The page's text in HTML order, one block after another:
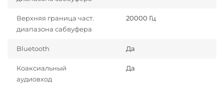
Верхняя граница част.
диапазона сабвуфера
20000 Гц
Bluetooth Да
Коаксиальный
аудиовход
Да